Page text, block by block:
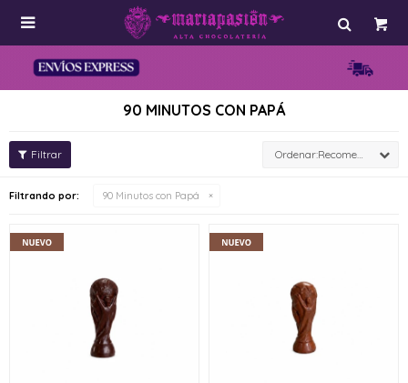

90 MINUTOS CON PAPÁ
Recomendados
Filtrando por: 90 Minutos con Papá